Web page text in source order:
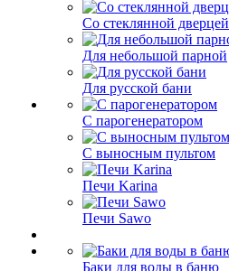
Со стеклянной дверцей
Для небольшой парной
Для русской бани
С парогенератором
С выносным пультом
Печи Karina
Печи Sawo
Баки для воды в баню